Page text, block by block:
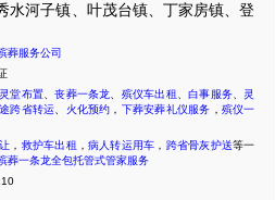
水河子镇、叶茂台镇、丁家房镇、登
葬服务公司
灵堂布置 、丧葬一条龙 殡仪车出租 、白事服务
灵
跨省转运 火化预约 ， 下葬安葬礼仪服务 ， 殡仪一
， 救护车出租 ， 病人转运用车 ， 跨省骨灰护送等一
葬一条龙全包托管式管家服务